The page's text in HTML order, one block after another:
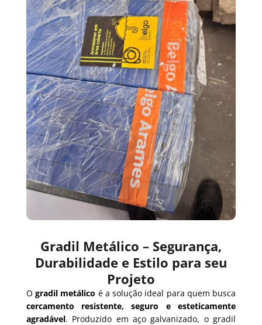
Gradil Metálico – Segurança,
Durabilidade e Estilo para seu
Projeto
Ogradil metálico é a solução ideal para quem busca
cercamento resistente, seguro e esteticamente
agradável. Produzido em aço galvanizado, o gradil